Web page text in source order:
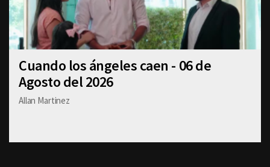
Cuando los ángeles caen - 06 de
Agosto del 2026
Allan Martinez